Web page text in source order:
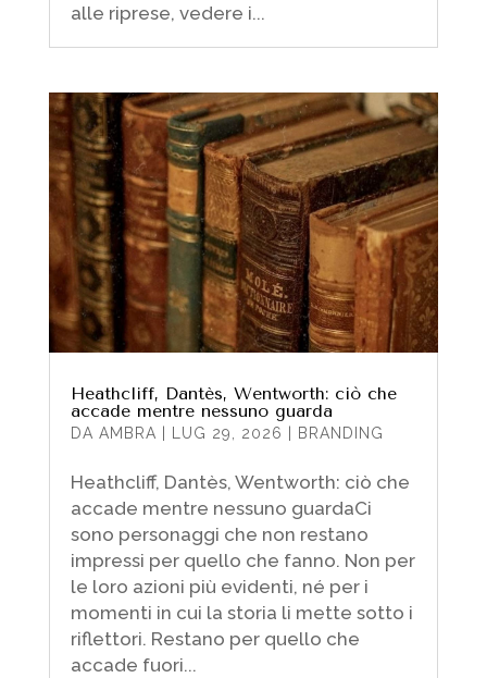
alle riprese, vedere i...
Heathcliff, Dantès, Wentworth: ciò che
accade mentre nessuno guarda
DA AMBRA LUG 29, 2026 BRANDING
Heathcliff, Dantès, Wentworth: ciò che
accade mentre nessuno guardaCi
sono personaggi che non restano
impressi per quello che fanno. Non per
le loro azioni più evidenti, né per i
momenti in cui la storia li mette sotto i
riflettori. Restano per quello che
accade fuori...